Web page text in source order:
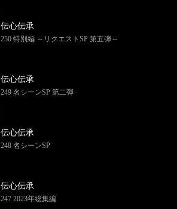
伝心伝承
250 特別編 ～リクエストSP 第五弾～
伝心伝承
249 名シーンSP 第二弾
伝心伝承
248 名シーンSP
伝心伝承
247 2023年総集編